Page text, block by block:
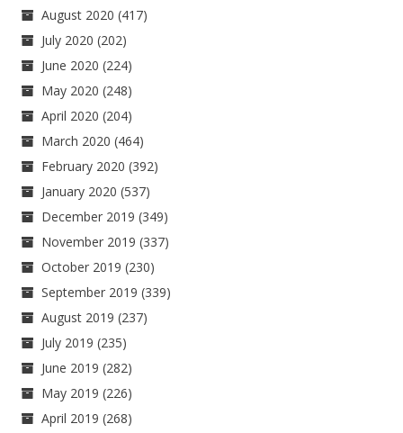
August 2020 (417)
July 2020 (202)
June 2020 (224)
May 2020 (248)
April 2020 (204)
March 2020 (464)
February 2020 (392)
January 2020 (537)
December 2019 (349)
November 2019 (337)
October 2019 (230)
September 2019 (339)
August 2019 (237)
July 2019 (235)
June 2019 (282)
May 2019 (226)
April 2019 (268)